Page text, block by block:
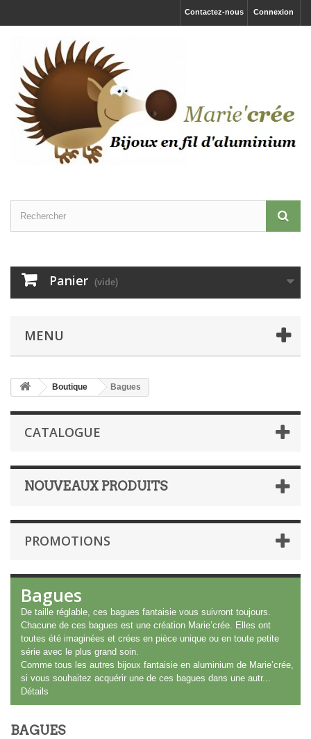
Connexion
Contactez-nous
Panier (vide)
MENU
Boutique Bagues
CATALOGUE
NOUVEAUX PRODUITS
PROMOTIONS
Bagues
De taille réglable, ces bagues fantaisie vous suivront toujours.
Chacune de ces bagues est une création Marie’crée. Elles ont
toutes été imaginées et crées en pièce unique ou en toute petite
série avec le plus grand soin.
Comme tous les autres bijoux fantaisie en aluminium de Marie’crée,
si vous souhaitez acquérir une de ces bagues dans une autr...
Détails
BAGUES